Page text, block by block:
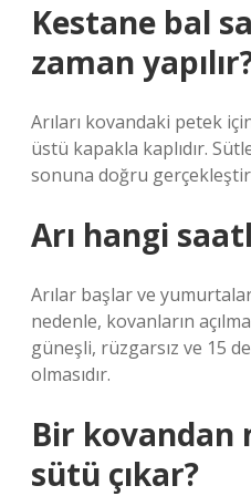
Kestane bal
zaman
Arıları kovandaki petek
üstü kapakla kaplıdır.
sonuna doğru
Arı hangi
Arılar başlar ve
nedenle, kovanların
güneşli, rüzgarsız ve 15
olmasıdır.
Bir kovandan
sütü çıkar?